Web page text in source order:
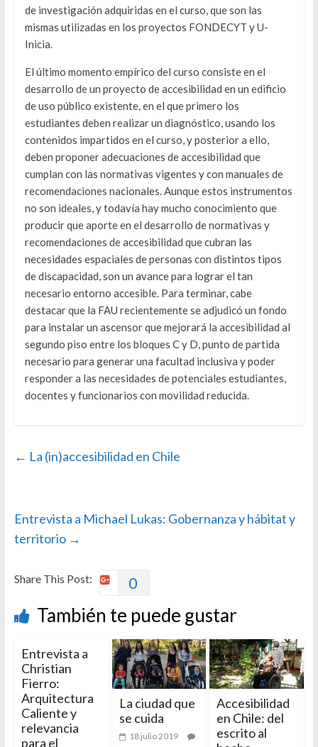
de investigación adquiridas en el curso, que son las
mismas utilizadas en los proyectos FONDECYT y U-
Inicia.
El último momento empírico del curso consiste en el
desarrollo de un proyecto de accesibilidad en un edificio
de uso público existente, en el que primero los
estudiantes deben realizar un diagnóstico, usando los
contenidos impartidos en el curso, y posterior a ello,
deben proponer adecuaciones de accesibilidad que
cumplan con las normativas vigentes y con manuales de
recomendaciones nacionales. Aunque estos instrumentos
no son ideales, y todavía hay mucho conocimiento que
producir que aporte en el desarrollo de normativas y
recomendaciones de accesibilidad que cubran las
necesidades espaciales de personas con distintos tipos
de discapacidad, son un avance para lograr el tan
necesario entorno accesible. Para terminar, cabe
destacar que la FAU recientemente se adjudicó un fondo
para instalar un ascensor que mejorará la accesibilidad al
segundo piso entre los bloques C y D, punto de partida
necesario para generar una facultad inclusiva y poder
responder a las necesidades de potenciales estudiantes,
docentes y funcionarios con movilidad reducida.
← La (in)accesibilidad en Chile
Entrevista a Michael Lukas: Gobernanza y hábitat y
territorio →
Share This Post: 0
También te puede gustar
Entrevista a
Christian
Fierro:
Arquitectura
Caliente y
relevancia
para el
La ciudad que
se cuida
18 julio 2019
Accesibilidad
en Chile: del
escrito al